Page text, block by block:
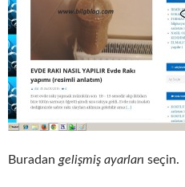
Buradan gelişmiş ayarları seçin.